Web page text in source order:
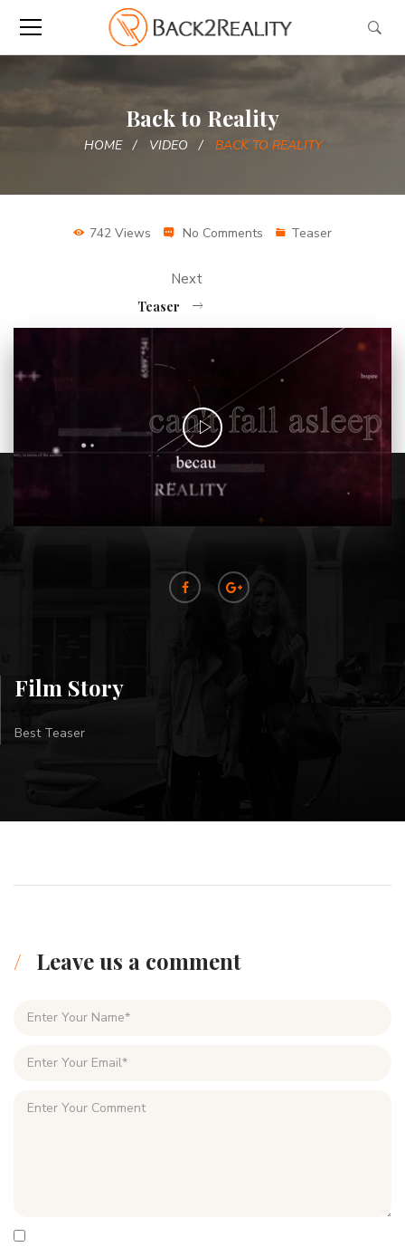
Back to Reality
HOME VIDEO BACK TO REALITY
742 Views No Comments Teaser
Next
Teaser
Film Story
Best Teaser
Leave us a comment